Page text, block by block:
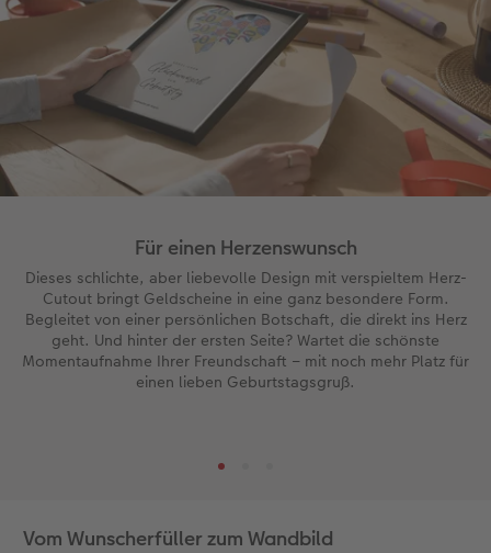
Für einen Herzenswunsch
Dieses schlichte, aber liebevolle Design mit verspieltem Herz-
Cutout bringt Geldscheine in eine ganz besondere Form.
Begleitet von einer persönlichen Botschaft, die direkt ins Herz
geht. Und hinter der ersten Seite? Wartet die schönste
Momentaufnahme Ihrer Freundschaft – mit noch mehr Platz für
einen lieben Geburtstagsgruß.
Vom Wunscherfüller zum Wandbild